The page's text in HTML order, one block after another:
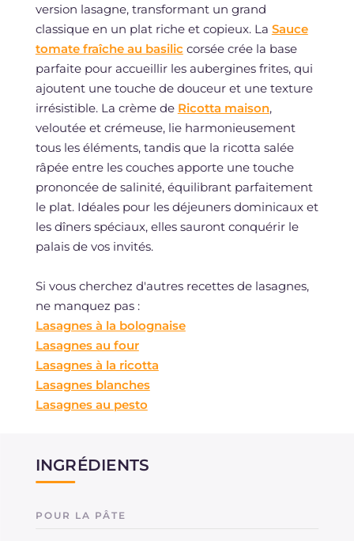
version lasagne, transformant un grand
classique en un plat riche et copieux. La Sauce
tomate fraîche au basilic corsée crée la base
parfaite pour accueillir les aubergines frites, qui
ajoutent une touche de douceur et une texture
irrésistible. La crème de Ricotta maison,
veloutée et crémeuse, lie harmonieusement
tous les éléments, tandis que la ricotta salée
râpée entre les couches apporte une touche
prononcée de salinité, équilibrant parfaitement
le plat. Idéales pour les déjeuners dominicaux et
les dîners spéciaux, elles sauront conquérir le
palais de vos invités.
Si vous cherchez d'autres recettes de lasagnes,
ne manquez pas :
Lasagnes à la bolognaise
Lasagnes au four
Lasagnes à la ricotta
Lasagnes blanches
Lasagnes au pesto
INGRÉDIENTS
POUR LA PÂTE